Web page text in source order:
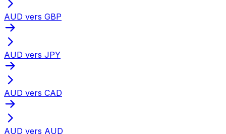
AUD vers GBP
AUD vers JPY
AUD vers CAD
AUD vers AUD